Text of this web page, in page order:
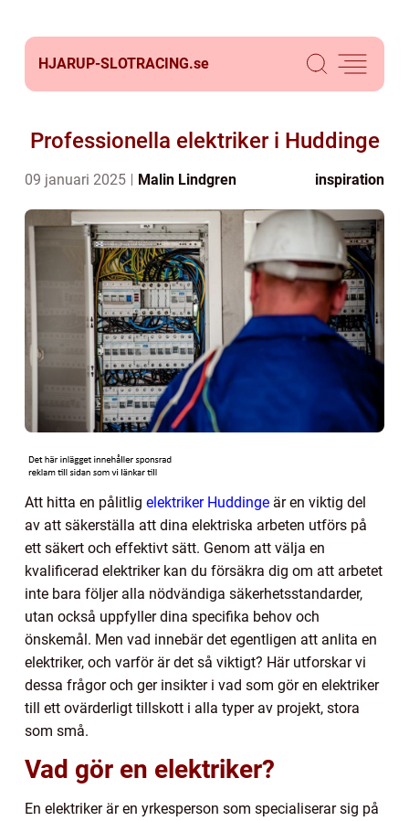
HJARUP-SLOTRACING.se
Professionella elektriker i Huddinge
09 januari 2025 Malin Lindgren inspiration
Att hitta en pålitlig elektriker Huddinge är en viktig del
av att säkerställa att dina elektriska arbeten utförs på
ett säkert och effektivt sätt. Genom att välja en
kvalificerad elektriker kan du försäkra dig om att arbetet
inte bara följer alla nödvändiga säkerhetsstandarder,
utan också uppfyller dina specifika behov och
önskemål. Men vad innebär det egentligen att anlita en
elektriker, och varför är det så viktigt? Här utforskar vi
dessa frågor och ger insikter i vad som gör en elektriker
till ett ovärderligt tillskott i alla typer av projekt, stora
som små.
Vad gör en elektriker?
En elektriker är en yrkesperson som specialiserar sig på